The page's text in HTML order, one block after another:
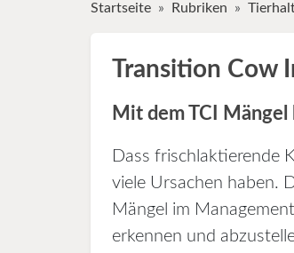
Startseite Rubriken
Transition Cow
Mit dem TCI
Dass frischlaktierende
viele Ursachen haben.
Mängel im
erkennen und